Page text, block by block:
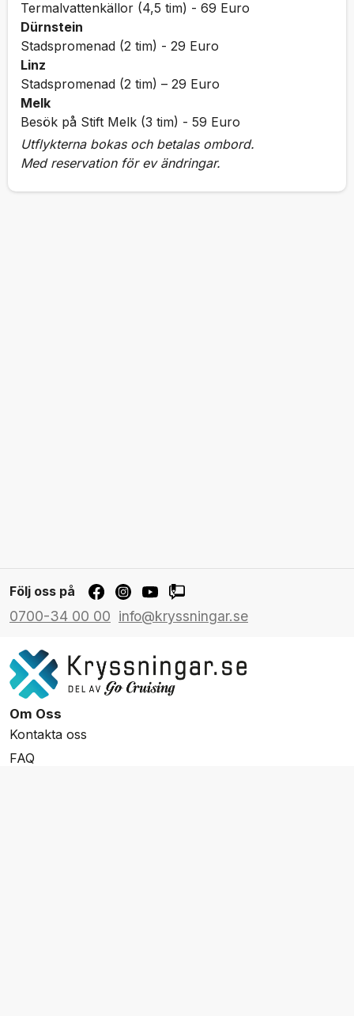
Termalvattenkällor (4,5 tim) - 69 Euro
Dürnstein
Stadspromenad (2 tim) - 29 Euro
Linz
Stadspromenad (2 tim) – 29 Euro
Melk
Besök på Stift Melk (3 tim) - 59 Euro
Utflykterna bokas och betalas ombord.
Med reservation för ev ändringar.
Följ oss på
0700-34 00 00 info@kryssningar.se
Om Oss
Kontakta oss
FAQ